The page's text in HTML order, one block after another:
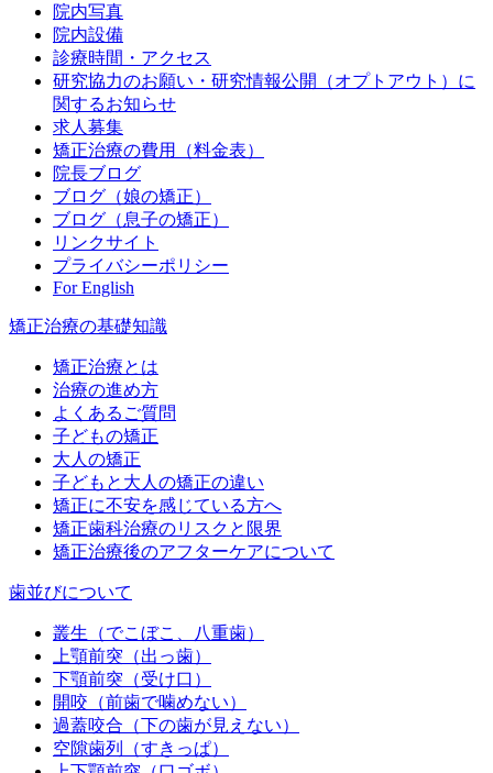
院内写真
院内設備
診療時間・アクセス
研究協力のお願い・研究情報公開（オプトアウト）に
関するお知らせ
求人募集
矯正治療の費用（料金表）
院長ブログ
ブログ（娘の矯正）
ブログ（息子の矯正）
リンクサイト
プライバシーポリシー
For English
矯正治療の基礎知識
矯正治療とは
治療の進め方
よくあるご質問
子どもの矯正
大人の矯正
子どもと大人の矯正の違い
矯正に不安を感じている方へ
矯正歯科治療のリスクと限界
矯正治療後のアフターケアについて
歯並びについて
叢生（でこぼこ、八重歯）
上顎前突（出っ歯）
下顎前突（受け口）
開咬（前歯で噛めない）
過蓋咬合（下の歯が見えない）
空隙歯列（すきっぱ）